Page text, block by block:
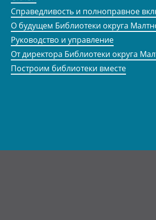
Справедливость и полноправное
О будущем Библиотеки округа
Руководство и управление
От директора Библиотеки округа
Построим библиотеки вместе